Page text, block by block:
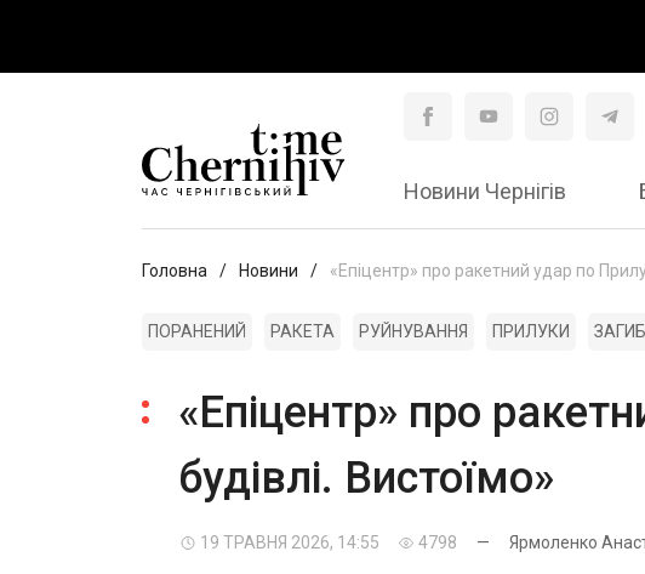
Новини Чернігів
Головна Новини «Епіцентр» про ракетний удар по
ПОРАНЕНИЙ РАКЕТА РУЙНУВАННЯ ПРИЛУКИ
«Епіцентр» про
будівлі. Вистоїмо»
19 ТРАВНЯ 2026, 14:55 4798 — Ярмоленко